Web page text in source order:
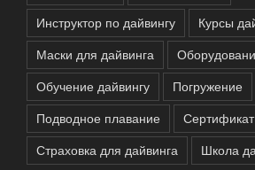
Инструктор по дайвингу
Курсы
Маски для дайвинга
Обучение дайвингу
Погружение
Подводное плавание
Сертификат
Страховка для дайвинга
Школа